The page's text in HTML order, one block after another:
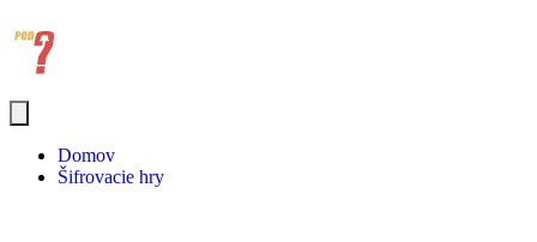
Domov
Šifrovacie hry